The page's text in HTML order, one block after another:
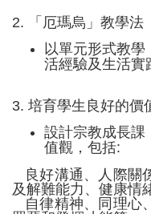
2.
「厄瑪烏」教學法
以單元形式教
活經驗及生活實
3. 培育學生良好的價
設計宗教成長課
值觀，包括:
良好溝通、人際關
及解難能力、健康情
自律精神、同理心